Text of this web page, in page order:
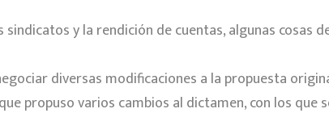
y la rendición de cuentas, algunas cosas
diversas modificaciones a la propuesta
propuso varios cambios al dictamen, con los que